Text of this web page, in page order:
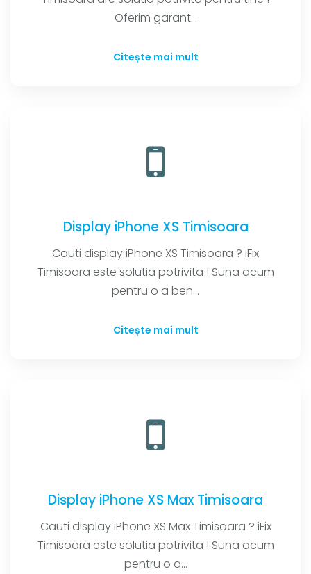
Oferim garant...
Citește mai mult
Display iPhone XS Timisoara
Cauti display iPhone XS Timisoara ? iFix
Timisoara este solutia potrivita ! Suna acum
pentru o a ben...
Citește mai mult
Display iPhone XS Max Timisoara
Cauti display iPhone XS Max Timisoara ? iFix
Timisoara este solutia potrivita ! Suna acum
pentru o a...